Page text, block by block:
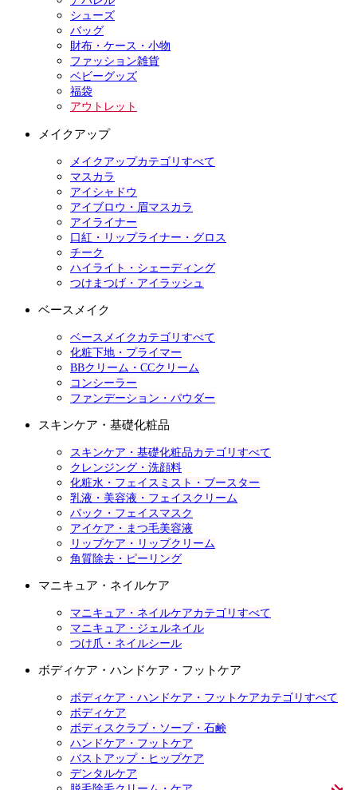
シューズ
バッグ
財布・ケース・小物
ファッション雑貨
ベビーグッズ
福袋
アウトレット
メイクアップ
メイクアップカテゴリすべて
マスカラ
アイシャドウ
アイブロウ・眉マスカラ
アイライナー
口紅・リップライナー・グロス
チーク
ハイライト・シェーディング
つけまつげ・アイラッシュ
ベースメイク
ベースメイクカテゴリすべて
化粧下地・プライマー
BBクリーム・CCクリーム
コンシーラー
ファンデーション・パウダー
スキンケア・基礎化粧品
スキンケア・基礎化粧品カテゴリすべて
クレンジング・洗顔料
化粧水・フェイスミスト・ブースター
乳液・美容液・フェイスクリーム
パック・フェイスマスク
アイケア・まつ毛美容液
リップケア・リップクリーム
角質除去・ピーリング
マニキュア・ネイルケア
マニキュア・ネイルケアカテゴリすべて
マニキュア・ジェルネイル
つけ爪・ネイルシール
ボディケア・ハンドケア・フットケア
ボディケア・ハンドケア・フットケアカテゴリすべて
ボディケア
ボディスクラブ・ソープ・石鹸
ハンドケア・フットケア
バストアップ・ヒップケア
デンタルケア